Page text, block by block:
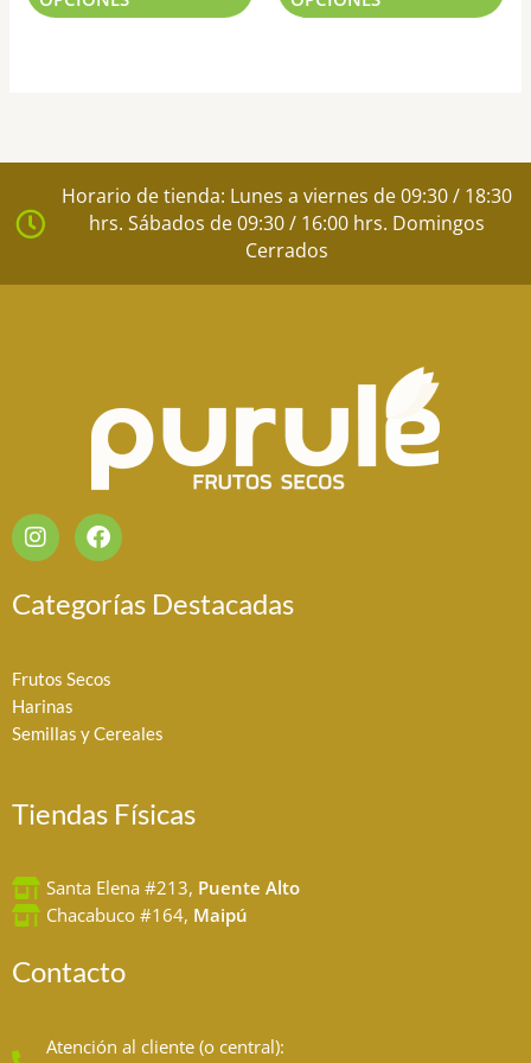
producto
Horario de tienda: Lunes a viernes de 09:30 / 18:30
hrs. Sábados de 09:30 / 16:00 hrs. Domingos
Cerrados
I
n
s
t
a
r
a
m
F
a
c
e
b
k
Categorías Destacadas
Frutos Secos
Harinas
Semillas y Cereales
Tiendas Físicas
Santa Elena #213, Puente Alto
Chacabuco #164, Maipú
Contacto
Atención al cliente (o central):